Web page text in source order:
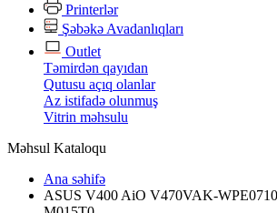
Printerlər
Şəbəkə Avadanlıqları
Outlet
Təmirdən qayıdan
Qutusu açıq olanlar
Az istifadə olunmuş
Vitrin məhsulu
Məhsul Kataloqu
Ana səhifə
ASUS V400 AiO V470VAK-